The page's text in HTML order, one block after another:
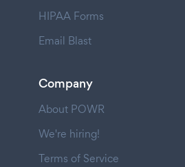
HIPAA Forms
Email Blast
Company
About POWR
We're hiring!
Terms of Service